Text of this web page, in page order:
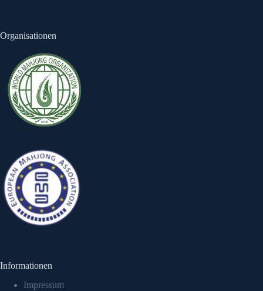
Organisationen
Informationen
Impressum